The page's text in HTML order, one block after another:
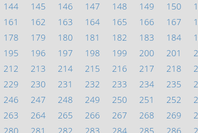
144 145 146 147 148 149 150
161 162 163 164 165 166 167
178 179 180 181 182 183 184
195 196 197 198 199 200 201
212 213 214 215 216 217 218
229 230 231 232 233 234 235
246 247 248 249 250 251 252
263 264 265 266 267 268 269